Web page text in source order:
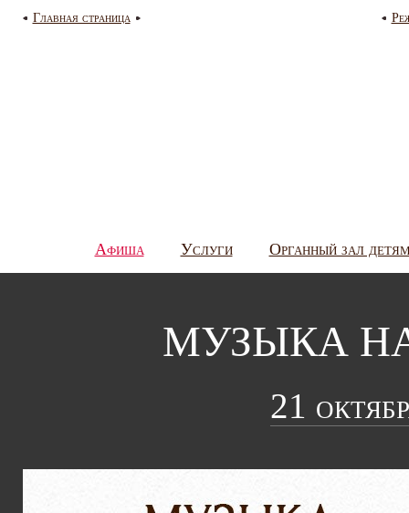
Главная страница
Афиша Услуги Органный зал
МУЗЫКА
21